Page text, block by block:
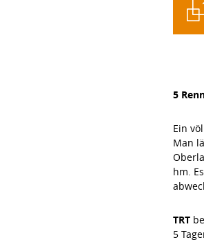
5
Ein
Man
hm.
TRT
5